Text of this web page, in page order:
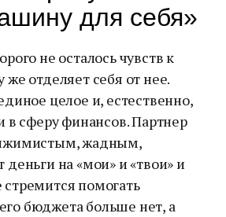
для себя»
не осталось чувств к
отделяет себя от нее.
целое и, естественно,
в сферу финансов. Партнер
жадным,
деньги на «мои» и «твои» и
помогать
бюджета больше нет, а